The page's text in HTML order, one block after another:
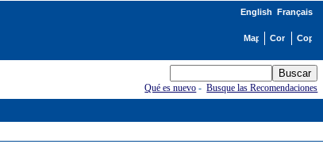
English Français
Qué es nuevo -Busque las Recomendaciones